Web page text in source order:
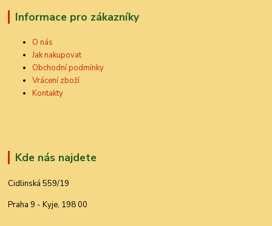
Informace pro zákazníky
O nás
Jak nakupovat
Obchodní podmínky
Vrácení zboží
Kontakty
Kde nás najdete
Cidlinská 559/19
Praha 9 - Kyje, 198 00